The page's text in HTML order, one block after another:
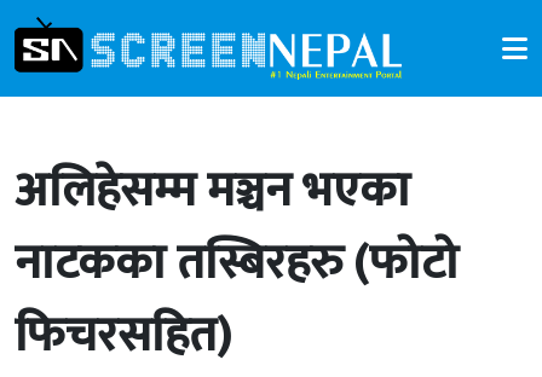
अलिहेसम्म मञ्चन भएका
नाटकका तस्बिरहरु (फोटो
फिचरसहित)